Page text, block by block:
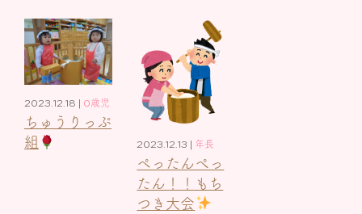
2023.12.18 | 0歳児
ちゅうりっぷ
組
2023.12.13 | 年長
ペったんぺっ
たん！！もち
つき大会